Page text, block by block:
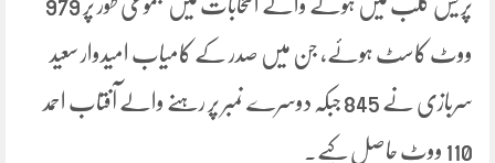
پریس کلب میں ہونے والے انتخابات میں مجموعی طور پر 979
ووٹ کاسٹ ہوئے، جن میں صدر کے کامیاب امیدوار سعید
سربازی نے 845 جبکہ دوسرے نمبر پر رہنے والے آفتاب احمد
110 ووٹ حاصل کیے۔